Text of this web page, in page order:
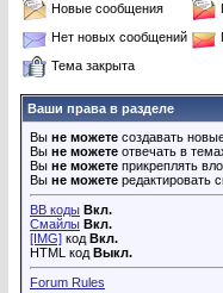
Новые сообщения
Нет новых сообщений
Тема закрыта
Ваши права в разделе
Вы не можете создавать
Вы не можете отвечать в
Вы не можете прикреплять
Вы не можете редактировать
BB коды Вкл.
Смайлы Вкл.
[IMG] код Вкл.
HTML код Выкл.
Forum Rules